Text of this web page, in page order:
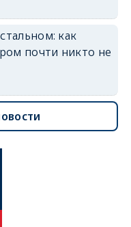
как
почти никто не